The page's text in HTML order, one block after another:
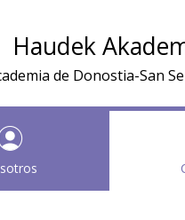
Haudek
de Donostia-San